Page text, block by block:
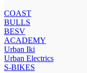
COAST
BULLS
BESV
ACADEMY
Urban Iki
Urban Electrics
S-BIKES